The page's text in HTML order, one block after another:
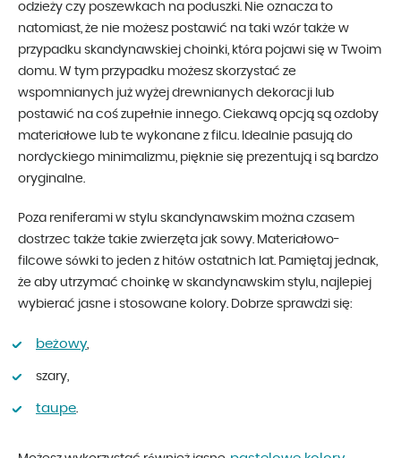
odzieży czy poszewkach na poduszki. Nie oznacza to
natomiast, że nie możesz postawić na taki wzór także w
przypadku skandynawskiej choinki, która pojawi się w Twoim
domu. W tym przypadku możesz skorzystać ze
wspomnianych już wyżej drewnianych dekoracji lub
postawić na coś zupełnie innego. Ciekawą opcją są ozdoby
materiałowe lub te wykonane z filcu. Idealnie pasują do
nordyckiego minimalizmu, pięknie się prezentują i są bardzo
oryginalne.
Poza reniferami w stylu skandynawskim można czasem
dostrzec także takie zwierzęta jak sowy. Materiałowo-
filcowe sówki to jeden z hitów ostatnich lat. Pamiętaj jednak,
że aby utrzymać choinkę w skandynawskim stylu, najlepiej
wybierać jasne i stosowane kolory. Dobrze sprawdzi się:
beżowy,
szary,
taupe.